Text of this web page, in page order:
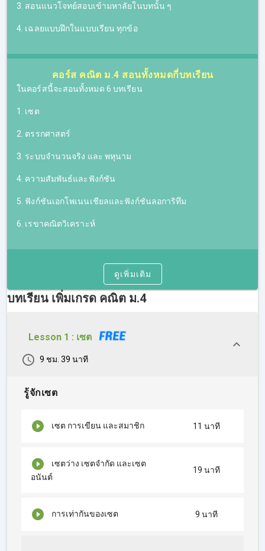
3. สอนแนวโจทย์สอบเข้ามหาลัยในบทนั้น ๆ
4. เฉลยแบบฝึกในแบบเรียน ทุกข้อ
คอร์ส คณิต ม.4 สอนทั้งหมดกี่บทเรียน
ในคอร์สนี้จะสอนทั้งหมด 6 บทเรียน
1. เซต
2. ตรรกศาสตร์
3. ระบบจำนวนจริง และ พหุนาม
4. ความสัมพันธ์และฟังก์ชัน
5. ฟังก์ชันเอกโพเนนเชียลและฟังก์ชันลอการิทึม
6. เรขาคณิตวิเคราะห์
ดูเพิ่มเติม
บทเรียน เพิ่มเกรด คณิต ม.4
Lesson 1 : เซต
9 ชม. 39 นาที
รู้จักเซต
เซต การเขียน และสมาชิก 11 นาที
เซตว่าง เซตจำกัด และเซต
อนันต์
19 นาที
การเท่ากันของเซต 9 นาที